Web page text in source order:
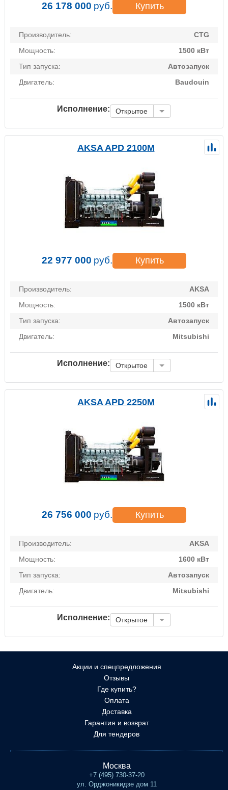
26 178 000 руб. Купить
Производитель:
CTG
Мощность:
1500 кВт
Тип запуска:
Автозапуск
Двигатель:
Baudouin
Исполнение: Открытое
AKSA APD 2100M
22 977 000 руб. Купить
Производитель:
AKSA
Мощность:
1500 кВт
Тип запуска:
Автозапуск
Двигатель:
Mitsubishi
Исполнение: Открытое
AKSA APD 2250M
26 756 000 руб. Купить
Производитель:
AKSA
Мощность:
1600 кВт
Тип запуска:
Автозапуск
Двигатель:
Mitsubishi
Исполнение: Открытое
Акции и спецпредложения
Отзывы
Где купить?
Оплата
Доставка
Гарантия и возврат
Для тендеров
Москва
+7 (495) 730-37-20
ул. Орджоникидзе дом 11